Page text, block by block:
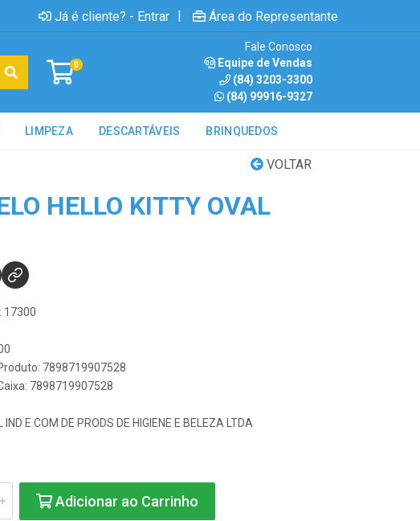
Já é cliente? - Entrar | Área do Representante
0
Fale Conosco
Equipe de Vendas
(84) 3203-3300
(84) 99916-9327
LIMPEZA DESCARTÁVEIS BRINQUEDOS
VOLTAR
HELLO KITTY OVAL
17300
7898719907528
7898719907528
IND E COM DE PRODS DE HIGIENE E BELEZA LTDA
Adicionar ao Carrinho